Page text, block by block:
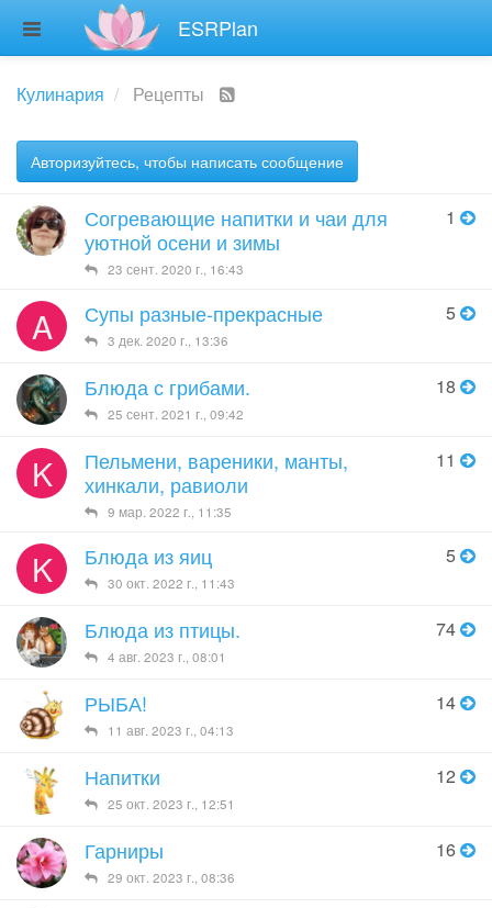
ESRPlan
Кулинария Рецепты
Авторизуйтесь, чтобы написать сообщение
Согревающие напитки и чаи для
уютной осени и зимы
23 сент. 2020 г., 16:43
1
A Супы разные-прекрасные
3 дек. 2020 г., 13:36
5
Блюда с грибами.
25 сент. 2021 г., 09:42
18
K
Пельмени, вареники, манты,
хинкали, равиоли
9 мар. 2022 г., 11:35
11
K Блюда из яиц
30 окт. 2022 г., 11:43
5
Блюда из птицы.
4 авг. 2023 г., 08:01
74
РЫБА!
11 авг. 2023 г., 04:13
14
Напитки
25 окт. 2023 г., 12:51
12
Гарниры
29 окт. 2023 г., 08:36
16